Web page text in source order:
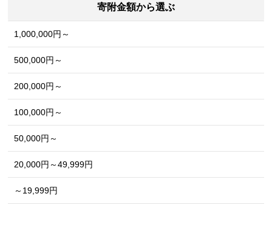
寄附金額から選ぶ
1,000,000円～
500,000円～
200,000円～
100,000円～
50,000円～
20,000円～49,999円
～19,999円